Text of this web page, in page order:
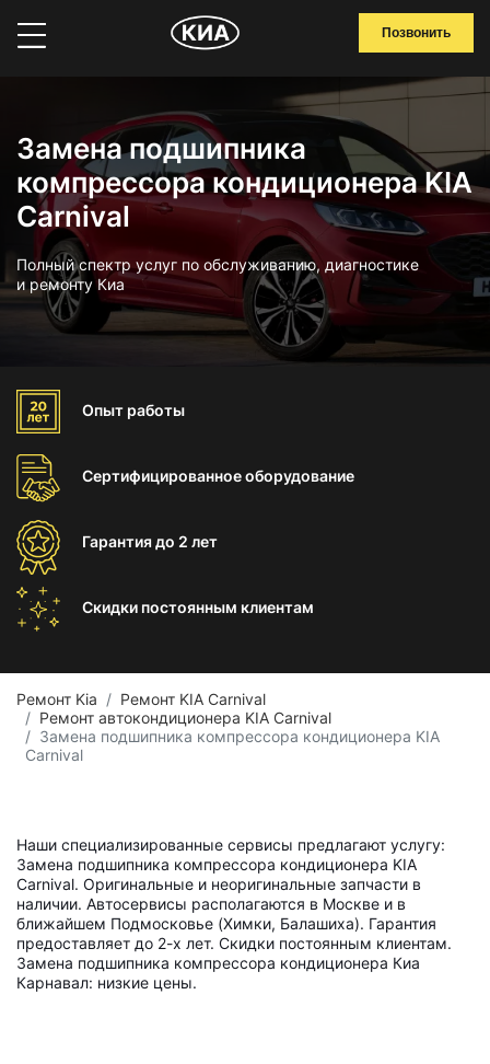
Позвонить
Замена подшипника
компрессора кондиционера KIA
Carnival
Полный спектр услуг по обслуживанию, диагностике
и ремонту Киа
Опыт работы
Сертифицированноеоборудование
Гарантиядо 2 лет
Скидки постоянным клиентам
Ремонт Kia
Ремонт KIA Carnival
Ремонт автокондиционера KIA Carnival
Замена подшипника компрессора кондиционера KIA
Carnival
Наши специализированные сервисы предлагают услугу:
Замена подшипника компрессора кондиционера KIA
Carnival. Оригинальные и неоригинальные запчасти в
наличии. Автосервисы располагаются в Москве и в
ближайшем Подмосковье (Химки, Балашиха). Гарантия
предоставляет до 2-х лет. Скидки постоянным клиентам.
Замена подшипника компрессора кондиционера Киа
Карнавал: низкие цены.